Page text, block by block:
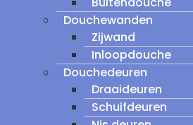
Douchewanden
Zijwand
Inloopdouche
Douchedeuren
Draaideuren
Schuifdeuren